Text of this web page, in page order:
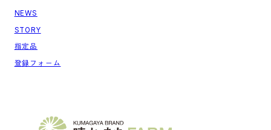
NEWS
STORY
指定品
登録フォーム